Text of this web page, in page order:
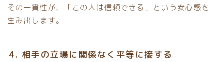
その一貫性が、「この人は信頼できる」という安心感を
生み出します。
4. 相手の立場に関係なく平等に接する